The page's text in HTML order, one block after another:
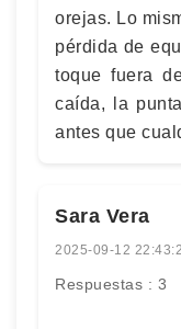
orejas. Lo
pérdida de
toque fuera
caída, la
antes que
Sara Vera
2025-09-12
Respuestas : 3